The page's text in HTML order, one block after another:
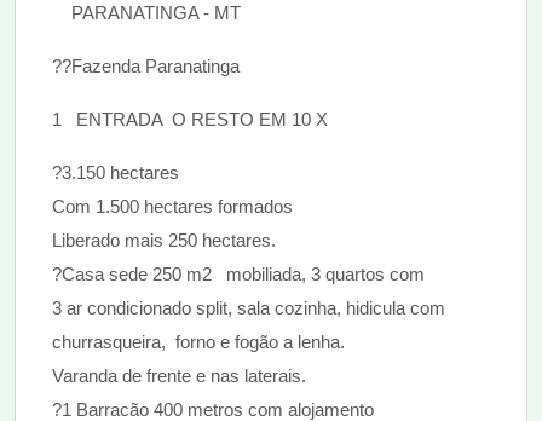
PARANATINGA - MT
??Fazenda Paranatinga
1 ENTRADA O RESTO EM 10 X
?3.150 hectares
Com 1.500 hectares formados
Liberado mais 250 hectares.
?Casa sede 250 m2 mobiliada, 3 quartos com
3 ar condicionado split, sala cozinha, hidicula com
churrasqueira, forno e fogão a lenha.
Varanda de frente e nas laterais.
?1 Barracão 400 metros com alojamento